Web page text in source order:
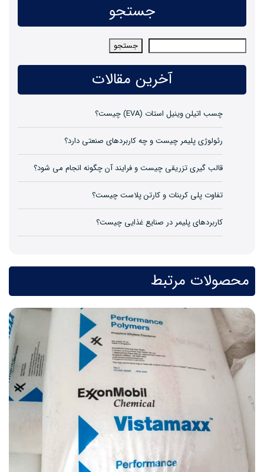
جستجو
جستجو جستجو
آخرین مقالات
چسب اتیلن وینیل استات (EVA) چیست؟
رئولوژی پلیمر چیست و چه کاربردهای صنعتی دارد؟
قالب گیری تزریقی چیست و فرایند آن چگونه انجام می شود؟
تفاوت پلی کربنات و کارتن پلاست چیست؟
کاربردهای پلیمر در صنایع غذایی چیست؟
محصولات مرتبط